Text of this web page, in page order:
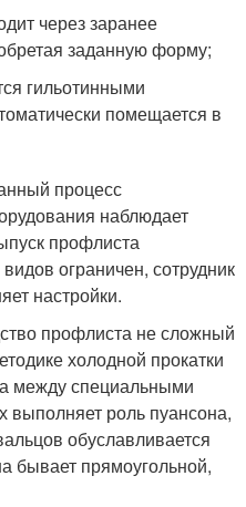
через заранее
заданную форму;
гильотинными
помещается в
процесс
наблюдает
профлиста
ограничен, сотрудник
настройки.
профлиста не сложный
холодной прокатки
между специальными
выполняет роль пуансона,
обуславливается
бывает прямоугольной,